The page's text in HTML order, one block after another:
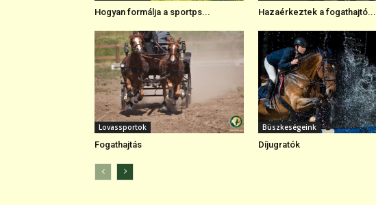
Hogyan formálja a sportps... Hazaérkeztek a fogathajtó...
Lovassportok
Fogathajtás
Büszkeségeink
Díjugratók